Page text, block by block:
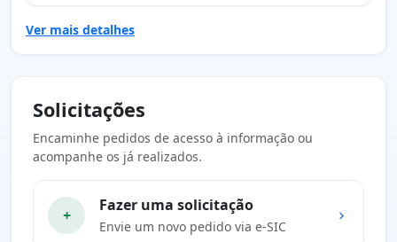
Ver mais detalhes
Solicitações
Encaminhe pedidos de acesso à informação ou
acompanhe os já realizados.
+
Fazer uma solicitação
Envie um novo pedido via e-SIC